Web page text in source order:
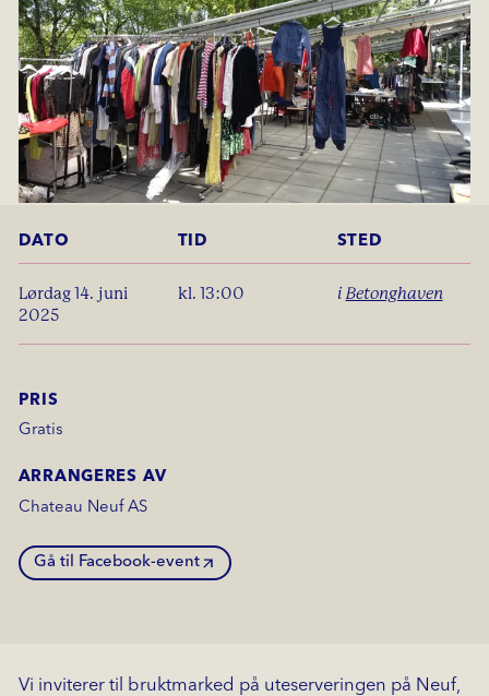
PRIS
Gratis
ARRANGERES AV
Chateau Neuf AS
Gå til Facebook-event
DATO TID STED
lørdag 14. juni
2025
kl. 13:00 i Betonghaven
Vi inviterer til bruktmarked på uteserveringen på Neuf,